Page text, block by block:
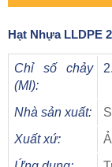
Hạt Nhựa LLDPE
Chỉ số chảy
(MI):
Nhà sản xuất:
Xuất xứ: